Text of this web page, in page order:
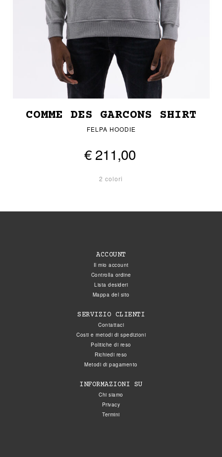
COMME DES GARCONS SHIRT
FELPA HOODIE
€ 211,00
2 colori
ACCOUNT
Il mio account
Controlla ordine
Lista desideri
Mappa del sito
SERVIZIO CLIENTI
Contattaci
Costi e metodi di spedizioni
Politiche di reso
Richiedi reso
Metodi di pagamento
INFORMAZIONI SU
Chi siamo
Privacy
Termini